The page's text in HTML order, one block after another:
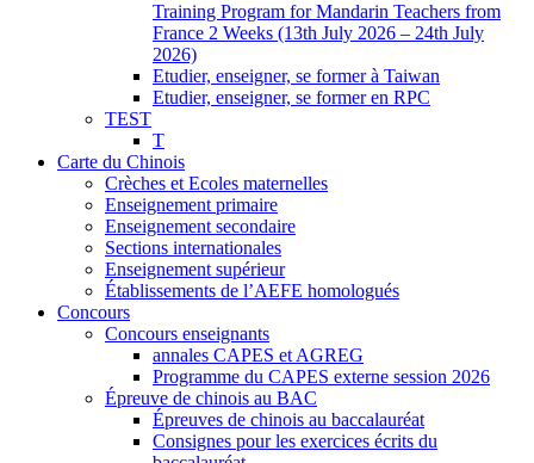
Training Program for Mandarin Teachers from
France 2 Weeks (13th July 2026 – 24th July
2026)
Etudier, enseigner, se former à Taiwan
Etudier, enseigner, se former en RPC
TEST
T
Carte du Chinois
Crèches et Ecoles maternelles
Enseignement primaire
Enseignement secondaire
Sections internationales
Enseignement supérieur
Établissements de l’AEFE homologués
Concours
Concours enseignants
annales CAPES et AGREG
Programme du CAPES externe session 2026
Épreuve de chinois au BAC
Épreuves de chinois au baccalauréat
Consignes pour les exercices écrits du